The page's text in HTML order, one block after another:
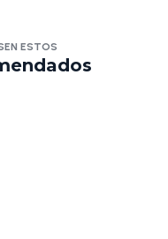
ESTOS